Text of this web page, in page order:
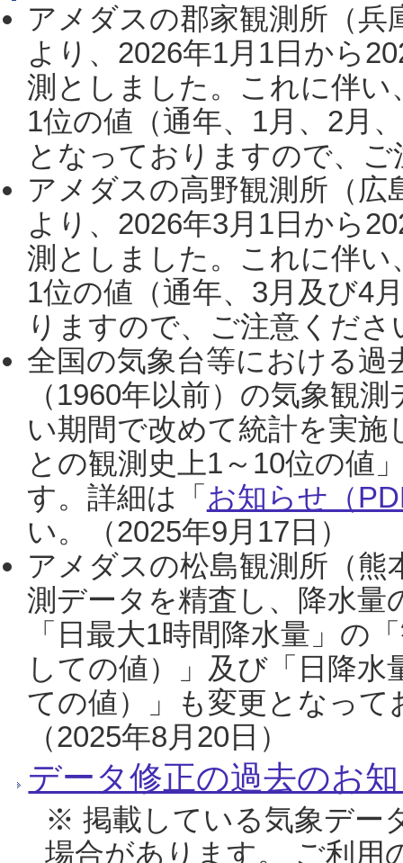
アメダスの郡家観測所（
より、2026年1月1日から
測としました。これに伴い
1位の値（通年、1月、2月
となっておりますので、
アメダスの高野観測所（
より、2026年3月1日から
測としました。これに伴い
1位の値（通年、3月及び4
りますので、ご注意くだ
全国の気象台等における過
（1960年以前）の気象観
い期間で改めて統計を実
との観測史上1～10位の値
す。詳細は「 お知らせ（
い。（2025年9月17日）
アメダスの松島観測所（熊
測データを精査し、降水
「日最大1時間降水量」の
しての値）」及び「日降
ての値）」も変更となっ
（2025年8月20日）
データ修正の過去のお
※ 掲載している気象デー
場合があります。 ご利用